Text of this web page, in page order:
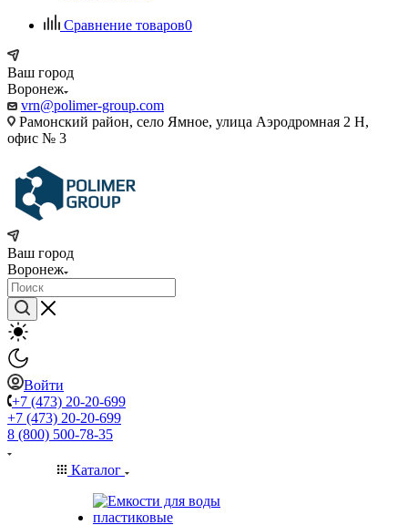
Сравнение товаров0
Ваш город
Воронеж
vrn@polimer-group.com
Рамонский район, село Ямное, улица Аэродромная 2 Н,
офис № 3
Ваш город
Воронеж
Войти
+7 (473) 20-20-699
+7 (473) 20-20-699
8 (800) 500-78-35
Каталог